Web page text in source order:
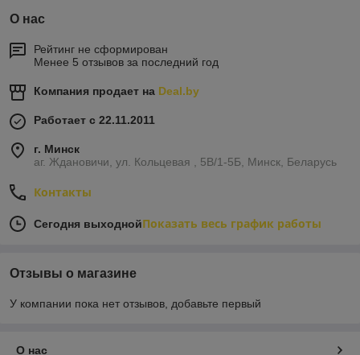
О нас
Рейтинг не сформирован
Менее 5 отзывов за последний год
Компания продает на Deal.by
Работает с 22.11.2011
г. Минск
аг. Ждановичи, ул. Кольцевая , 5В/1-5Б, Минск, Беларусь
Контакты
Сегодня выходнойПоказать весь график работы
Отзывы о магазине
У компании пока нет отзывов, добавьте первый
О нас